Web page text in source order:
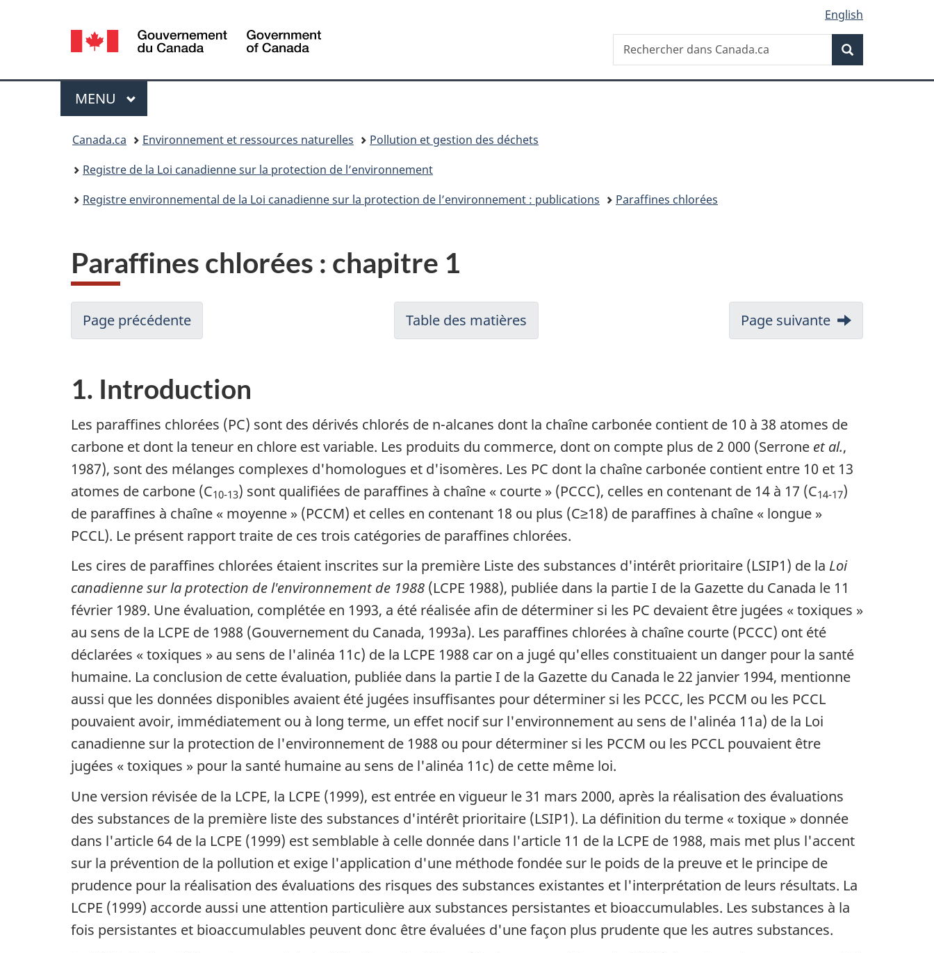
sujet
HTML
Sélection
de
la
langue
English
Canada
Recherche
Rechercher
dans
Menu
MENU PRINCIPAL
Canada.ca Environnement et ressources naturelles
Pollution et gestion des déchets
Registre de la Loi canadienne sur la protection de l’environnement
Registre environnemental de la Loi canadienne sur la protection de l’environnement : publications
Paraffines chlorées
Paraffines chlorées : chapitre 1
Page précédente Table des matières Page suivante
1. Introduction
Les paraffines chlorées (PC) sont des dérivés chlorés de n-alcanes dont la chaîne carbonée contient de 10 à 38 atomes de
carbone et dont la teneur en chlore est variable. Les produits du commerce, dont on compte plus de 2 000 (Serrone et al.,
1987), sont des mélanges complexes d'homologues et d'isomères. Les PC dont la chaîne carbonée contient entre 10 et 13
atomes de carbone (C10-13) sont qualifiées de paraffines à chaîne « courte » (PCCC), celles en contenant de 14 à 17 (C14-17)
de paraffines à chaîne « moyenne » (PCCM) et celles en contenant 18 ou plus (C≥18) de paraffines à chaîne « longue »
PCCL). Le présent rapport traite de ces trois catégories de paraffines chlorées.
Les cires de paraffines chlorées étaient inscrites sur la première Liste des substances d'intérêt prioritaire (LSIP1) de la Loi
canadienne sur la protection de l'environnement de 1988 (LCPE 1988), publiée dans la partie I de la Gazette du Canada le 11
février 1989. Une évaluation, complétée en 1993, a été réalisée afin de déterminer si les PC devaient être jugées « toxiques »
au sens de la LCPE de 1988 (Gouvernement du Canada, 1993a). Les paraffines chlorées à chaîne courte (PCCC) ont été
déclarées « toxiques » au sens de l'alinéa 11c) de la LCPE 1988 car on a jugé qu'elles constituaient un danger pour la santé
humaine. La conclusion de cette évaluation, publiée dans la partie I de la Gazette du Canada le 22 janvier 1994, mentionne
aussi que les données disponibles avaient été jugées insuffisantes pour déterminer si les PCCC, les PCCM ou les PCCL
pouvaient avoir, immédiatement ou à long terme, un effet nocif sur l'environnement au sens de l'alinéa 11a) de la Loi
canadienne sur la protection de l'environnement de 1988 ou pour déterminer si les PCCM ou les PCCL pouvaient être
jugées « toxiques » pour la santé humaine au sens de l'alinéa 11c) de cette même loi.
Une version révisée de la LCPE, la LCPE (1999), est entrée en vigueur le 31 mars 2000, après la réalisation des évaluations
des substances de la première liste des substances d'intérêt prioritaire (LSIP1). La définition du terme « toxique » donnée
dans l'article 64 de la LCPE (1999) est semblable à celle donnée dans l'article 11 de la LCPE de 1988, mais met plus l'accent
sur la prévention de la pollution et exige l'application d'une méthode fondée sur le poids de la preuve et le principe de
prudence pour la réalisation des évaluations des risques des substances existantes et l'interprétation de leurs résultats. La
LCPE (1999) accorde aussi une attention particulière aux substances persistantes et bioaccumulables. Les substances à la
fois persistantes et bioaccumulables peuvent donc être évaluées d'une façon plus prudente que les autres substances.